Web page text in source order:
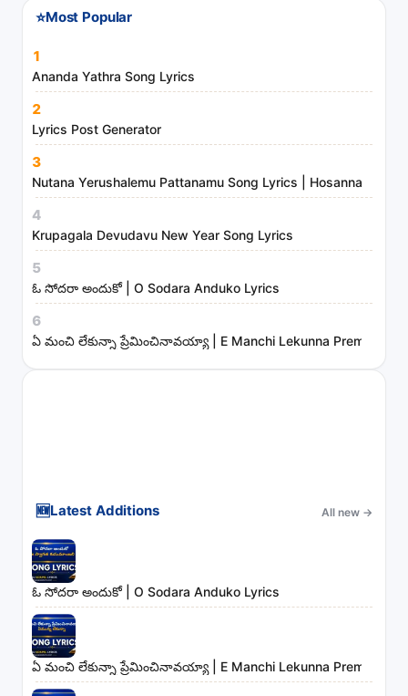
⭐Most Popular
1
Ananda Yathra Song Lyrics
2
Lyrics Post Generator
3
Nutana Yerushalemu Pattanamu Song Lyrics | Hosanna
4
Krupagala Devudavu New Year Song Lyrics
5
ఓ సోదరా అందుకో | O Sodara Anduko Lyrics
6
ఏ మంచి లేకున్నా ప్రేమించినావయ్యా | E Manchi Lekunna
🆕Latest Additions All new →
ఓ సోదరా అందుకో | O Sodara Anduko Lyrics
ఏ మంచి లేకున్నా ప్రేమించినావయ్యా | E Manchi Lekunna